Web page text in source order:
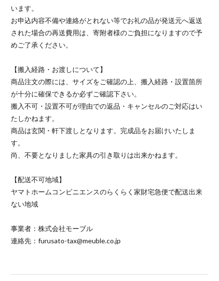
います。
お申込内容不備や連絡がとれない等でお礼の品が発送元へ返送
された場合の再送費用は、寄附者様のご負担になりますので予
めご了承ください。
【搬入経路・お渡しについて】
商品注文の際には、サイズをご確認の上、搬入経路・設置箇所
が十分に確保できるか必ずご確認下さい。
搬入不可・設置不可が理由での返品・キャンセルのご対応はい
たしかねます。
商品は玄関・軒下渡しとなります。完成品をお届けいたしま
す。
尚、不要となりました家具の引き取りは出来かねます。
【配送不可地域】
ヤマトホームコンビニエンスのらくらく家財宅急便で配送出来
ない地域
事業者：株式会社モーブル
連絡先：furusato-tax@meuble.co.jp